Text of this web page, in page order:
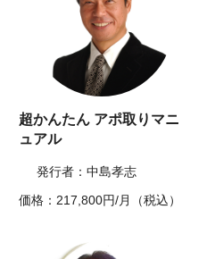
超かんたん アポ取りマニ
ュアル
発行者：中島孝志
価格：217,800円/月（税込）